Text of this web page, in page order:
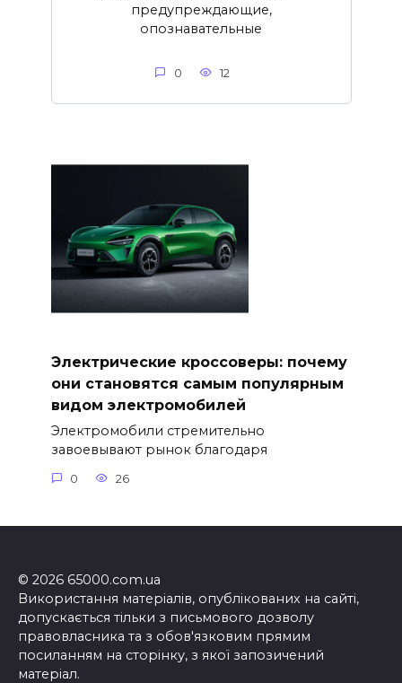
предупреждающие,
опознавательные
0 12
Электрические кроссоверы: почему
они становятся самым популярным
видом электромобилей
Электромобили стремительно
завоевывают рынок благодаря
0 26
© 2026 65000.com.ua
Використання матеріалів, опублікованих на сайті,
допускається тільки з письмового дозволу
правовласника та з обов'язковим прямим
посиланням на сторінку, з якої запозичений
матеріал.